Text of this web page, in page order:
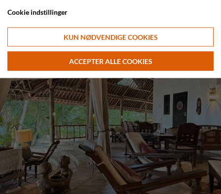
Cookie indstillinger
KUN NØDVENDIGE COOKIES
ACCEPTER ALLE COOKIES